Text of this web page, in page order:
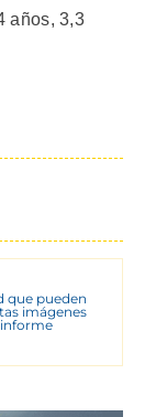
años, 3,3
que pueden
imágenes